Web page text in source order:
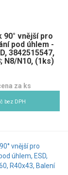
90° vnější pro
pod úhlem -
3842515547,
N8/N10, (1ks)
za ks
bez DPH